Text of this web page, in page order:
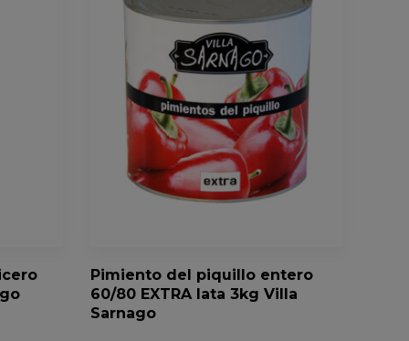
Pimiento del piquillo entero
60/80 EXTRA lata 3kg Villa
Sarnago